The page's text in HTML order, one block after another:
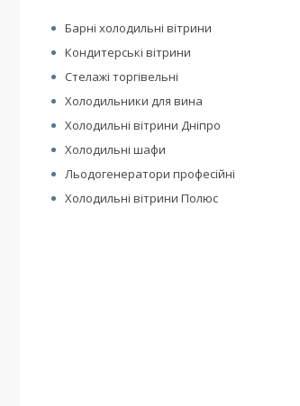
Барні холодильні вітрини
Кондитерські вітрини
Стелажі торгівельні
Холодильники для вина
Холодильні вітрини Дніпро
Холодильні шафи
Льодогенератори професійні
Холодильні вітрини Полюс